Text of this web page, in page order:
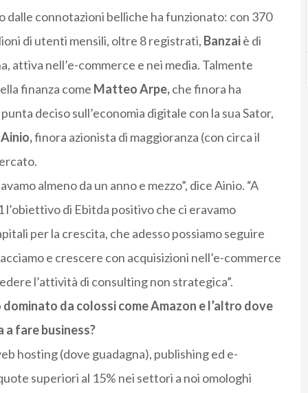
connotazioni belliche ha funzionato: con 370
di utenti mensili, oltre 8 registrati, Banzaiè di
attiva nell’e-commerce e nei media. Talmente
finanza come Matteo Arpe,che finora ha
deciso sull’economia digitale con la sua Sator,
Ainio,finora azionista di maggioranza (con circa il
almeno da un anno e mezzo”, dice Ainio. “A
di Ebitda positivo che ci eravamo
per la crescita, che adesso possiamo seguire
e crescere con acquisizioni nell’e-commerce
l’attività di consulting non strategica”.
da colossi come Amazon e l’altro dove
a fare business?
hosting (dove guadagna), publishing ed e-
superiori al 15% nei settori a noi omologhi